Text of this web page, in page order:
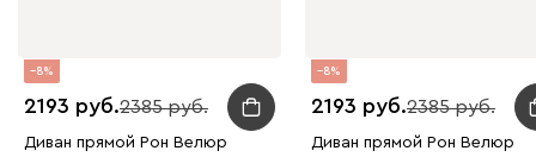
8
2193 2385
Диван прямой Рон Велюр
8
2193 2385
Диван прямой Рон Велюр